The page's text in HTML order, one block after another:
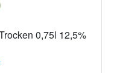
0,75l 12,5%